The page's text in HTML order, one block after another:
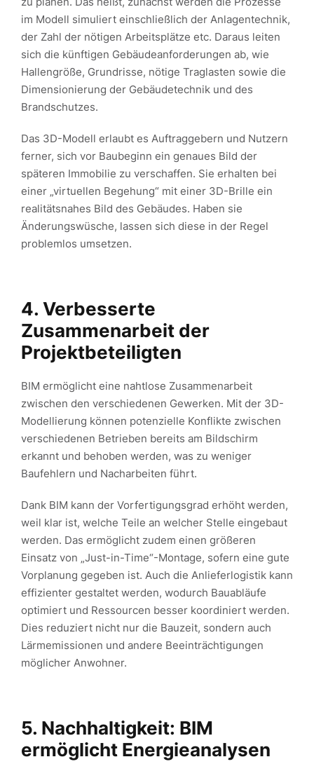
im Modell simuliert einschließlich der Anlagentechnik,
der Zahl der nötigen Arbeitsplätze etc. Daraus leiten
sich die künftigen Gebäudeanforderungen ab, wie
Hallengröße, Grundrisse, nötige Traglasten sowie die
Dimensionierung der Gebäudetechnik und des
Brandschutzes.
Das 3D-Modell erlaubt es Auftraggebern und Nutzern
ferner, sich vor Baubeginn ein genaues Bild der
späteren Immobilie zu verschaffen. Sie erhalten bei
einer „virtuellen Begehung“ mit einer 3D-Brille ein
realitätsnahes Bild des Gebäudes. Haben sie
Änderungswüsche, lassen sich diese in der Regel
problemlos umsetzen.
4. Verbesserte
Zusammenarbeit der
Projektbeteiligten
BIM ermöglicht eine nahtlose Zusammenarbeit
zwischen den verschiedenen Gewerken. Mit der 3D-
Modellierung können potenzielle Konflikte zwischen
verschiedenen Betrieben bereits am Bildschirm
erkannt und behoben werden, was zu weniger
Baufehlern und Nacharbeiten führt.
Dank BIM kann der Vorfertigungsgrad erhöht werden,
weil klar ist, welche Teile an welcher Stelle eingebaut
werden. Das ermöglicht zudem einen größeren
Einsatz von „Just-in-Time“-Montage, sofern eine gute
Vorplanung gegeben ist. Auch die Anlieferlogistik kann
effizienter gestaltet werden, wodurch Bauabläufe
optimiert und Ressourcen besser koordiniert werden.
Dies reduziert nicht nur die Bauzeit, sondern auch
Lärmemissionen und andere Beeinträchtigungen
möglicher Anwohner.
5. Nachhaltigkeit: BIM
ermöglicht Energieanalysen